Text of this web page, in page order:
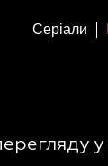
Серіали